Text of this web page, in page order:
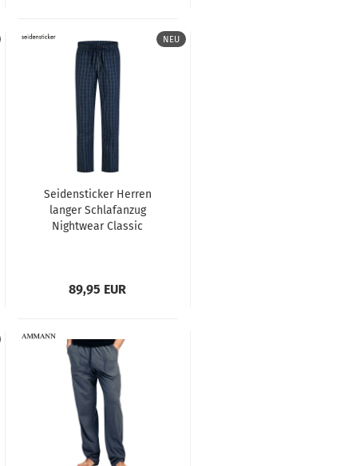
NEU
Seidensticker Herren
langer Schlafanzug
Nightwear Classic
89,95 EUR